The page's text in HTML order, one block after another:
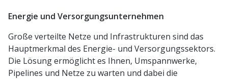
Energie und Versorgungsunternehmen
Große verteilte Netze und Infrastrukturen sind das
Hauptmerkmal des Energie- und Versorgungssektors.
Die Lösung ermöglicht es Ihnen, Umspannwerke,
Pipelines und Netze zu warten und dabei die